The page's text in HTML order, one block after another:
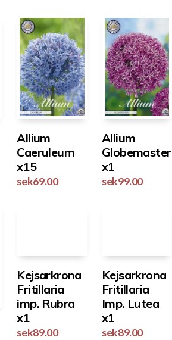
Allium
Caeruleum
x15
sek69.00
Allium
Globemaster
x1
sek99.00
Kejsarkrona
Fritillaria
imp. Rubra
x1
sek89.00
Kejsarkrona
Fritillaria
Imp. Lutea
x1
sek89.00